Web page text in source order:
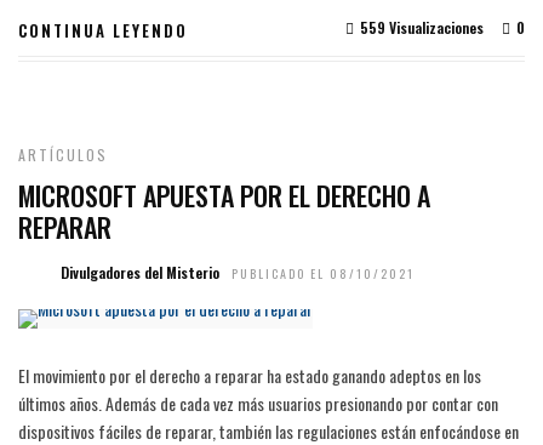
CONTINUA LEYENDO 0
559 Visualizaciones
ARTÍCULOS
MICROSOFT APUESTA POR EL DERECHO A
REPARAR
Divulgadores del Misterio PUBLICADO EL 08/10/2021
El movimiento por el derecho a reparar ha estado ganando adeptos en los
últimos años. Además de cada vez más usuarios presionando por contar con
dispositivos fáciles de reparar, también las regulaciones están enfocándose en